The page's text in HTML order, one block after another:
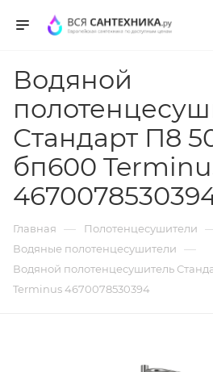
Водяной
Стандарт П8
бп600
Главная — Полотенцесушители
Водяные полотенцесушители —
Водяной полотенцесушитель
Terminus 4670078530394